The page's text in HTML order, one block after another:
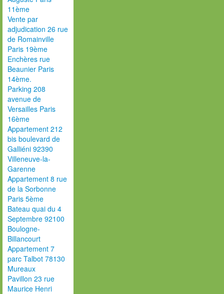
11ème
Vente par
adjudication 26 rue
de Romainville
Paris 19ème
Enchères rue
Beaunier Paris
14ème.
Parking 208
avenue de
Versailles Paris
16ème
Appartement 212
bis boulevard de
Galliéni 92390
Villeneuve-la-
Garenne
Appartement 8 rue
de la Sorbonne
Paris 5ème
Bateau quai du 4
Septembre 92100
Boulogne-
Billancourt
Appartement 7
parc Talbot 78130
Mureaux
Pavillon 23 rue
Maurice Henri